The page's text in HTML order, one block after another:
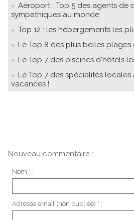
Aéroport : Top 5 des agents de
sympathiques au monde
Top 12 : les hébergements les
Le Top 8 des plus belles
Le Top 7 des piscines d'hôtels
Le Top 7 des spécialités locales
vacances !
Nouveau commentaire :
Nom * :
Adresse email (non publiée) * :